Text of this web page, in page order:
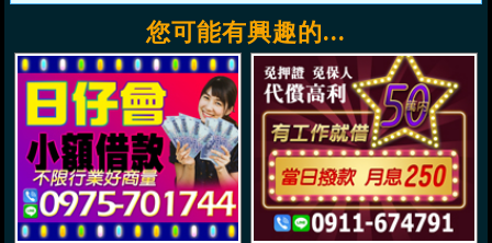
您可能有興趣的...